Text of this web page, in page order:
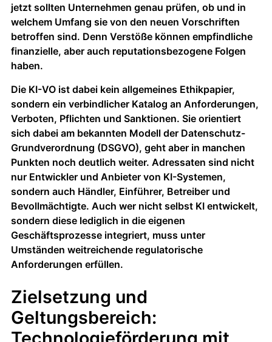
jetzt sollten Unternehmen genau prüfen, ob und in
welchem Umfang sie von den neuen Vorschriften
betroffen sind. Denn Verstöße können empfindliche
finanzielle, aber auch reputationsbezogene Folgen
haben.
Die KI-VO ist dabei kein allgemeines Ethikpapier,
sondern ein verbindlicher Katalog an Anforderungen,
Verboten, Pflichten und Sanktionen. Sie orientiert
sich dabei am bekannten Modell der Datenschutz-
Grundverordnung (DSGVO), geht aber in manchen
Punkten noch deutlich weiter. Adressaten sind nicht
nur Entwickler und Anbieter von KI-Systemen,
sondern auch Händler, Einführer, Betreiber und
Bevollmächtigte. Auch wer nicht selbst KI entwickelt,
sondern diese lediglich in die eigenen
Geschäftsprozesse integriert, muss unter
Umständen weitreichende regulatorische
Anforderungen erfüllen.
Zielsetzung und
Geltungsbereich: